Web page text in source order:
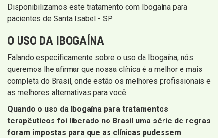
Disponibilizamos este tratamento com Ibogaína para
pacientes de Santa Isabel - SP
O USO DA IBOGAÍNA
Falando especificamente sobre o uso da Ibogaína, nós
queremos lhe afirmar que nossa clínica é a melhor e mais
completa do Brasil, onde estão os melhores profissionais e
as melhores alternativas para você.
Quando o uso da Ibogaína para tratamentos
terapêuticos foi liberado no Brasil uma série de regras
foram impostas para que as clínicas pudessem